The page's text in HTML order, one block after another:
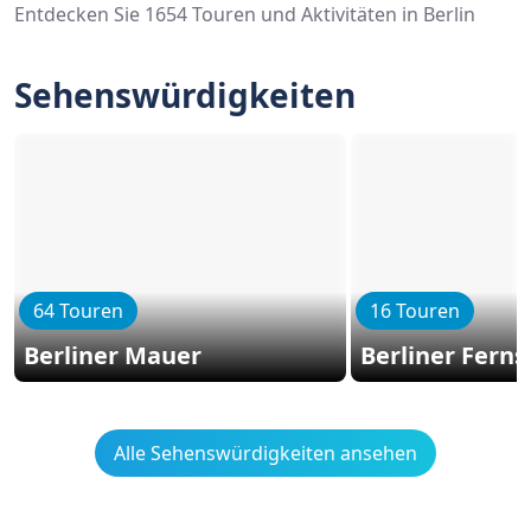
Entdecken Sie 1654 Touren und Aktivitäten in Berlin
Sehenswürdigkeiten
64 Touren
Berliner Mauer
16 Touren
Berliner
Alle Sehenswürdigkeiten ansehen